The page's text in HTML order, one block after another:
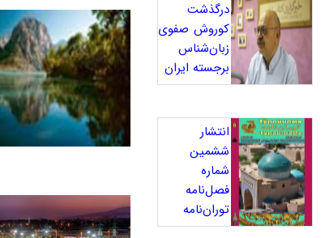
درگذشت
کوروش صفوی
زبان‌شناس
برجسته ایران
انتشار
ششمین
شماره
فصل‌نامه
توران‌نامه